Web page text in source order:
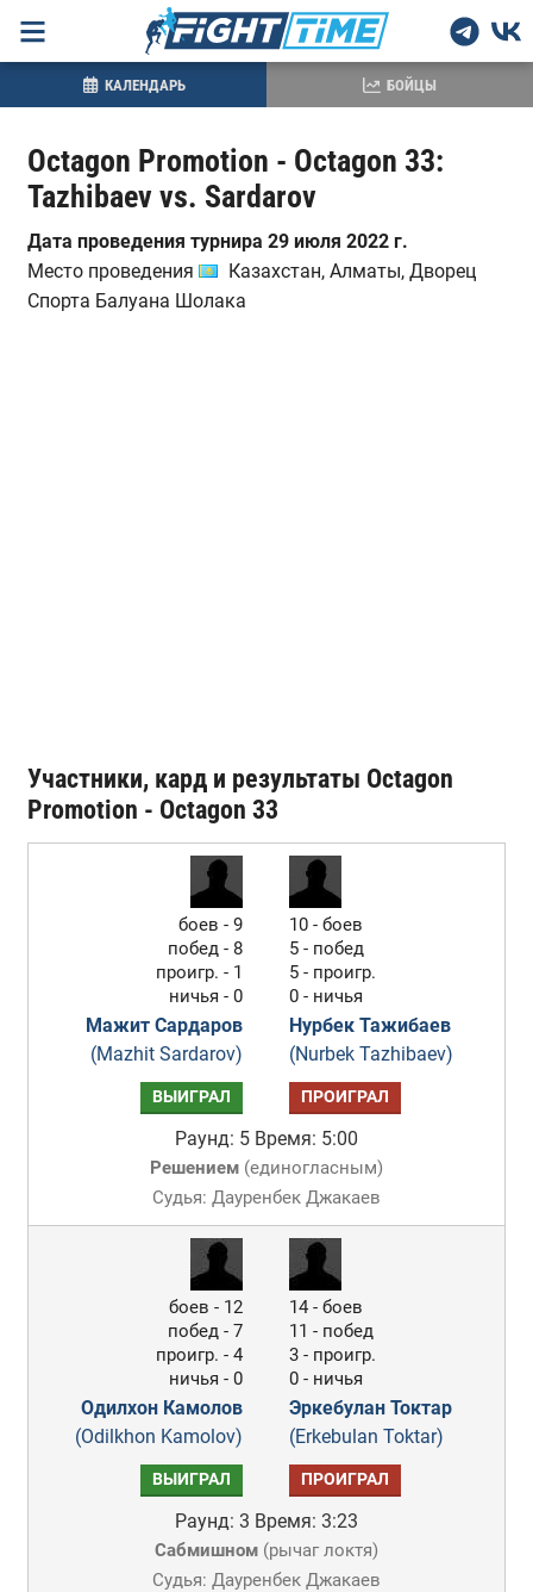
Octagon Promotion - Octagon 33:
Tazhibaev vs. Sardarov
Дата проведения турнира 29 июля 2022 г.
Место проведения
Казахстан, Алматы, Дворец
Спорта Балуана Шолака
Участники, кард и результаты Octagon
Promotion - Octagon 33
боев - 9
побед - 8
проигр. - 1
ничья - 0
Мажит Сардаров
(Mazhit Sardarov)
10 - боев
5 - побед
5 - проигр.
0 - ничья
Нурбек Тажибаев
(Nurbek Tazhibaev)
ВЫИГРАЛ ПРОИГРАЛ
Раунд: 5 Время: 5:00
Решением(единогласным)
Судья: Дауренбек Джакаев
боев - 12
побед - 7
проигр. - 4
ничья - 0
Одилхон Камолов
(Odilkhon Kamolov)
14 - боев
11 - побед
3 - проигр.
0 - ничья
Эркебулан Токтар
(Erkebulan Toktar)
ВЫИГРАЛ ПРОИГРАЛ
Раунд: 3 Время: 3:23
Сабмишном(рычаг локтя)
Судья: Дауренбек Джакаев
КАЛЕНДАРЬ БОЙЦЫ